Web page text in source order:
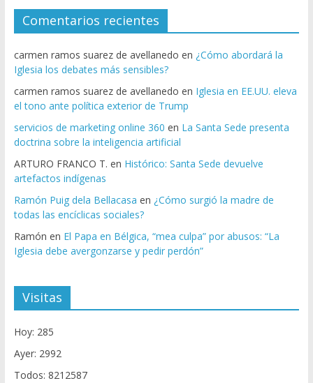
Comentarios recientes
carmen ramos suarez de avellanedo en ¿Cómo abordará la
Iglesia los debates más sensibles?
carmen ramos suarez de avellanedo en Iglesia en EE.UU. eleva
el tono ante política exterior de Trump
servicios de marketing online 360 en La Santa Sede presenta
doctrina sobre la inteligencia artificial
ARTURO FRANCO T. en Histórico: Santa Sede devuelve
artefactos indígenas
Ramón Puig dela Bellacasa en ¿Cómo surgió la madre de
todas las encíclicas sociales?
Ramón en El Papa en Bélgica, “mea culpa” por abusos: “La
Iglesia debe avergonzarse y pedir perdón”
Visitas
Hoy: 285
Ayer: 2992
Todos: 8212587